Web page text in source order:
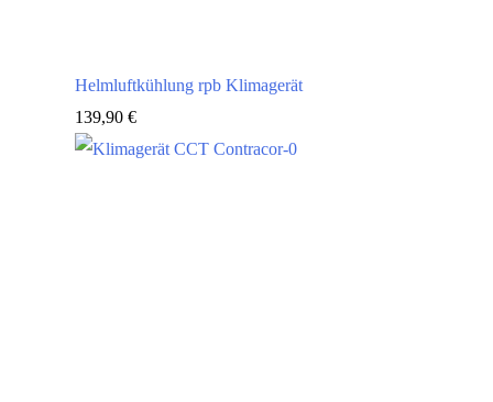
Helmluftkühlung rpb Klimagerät
139,90 €